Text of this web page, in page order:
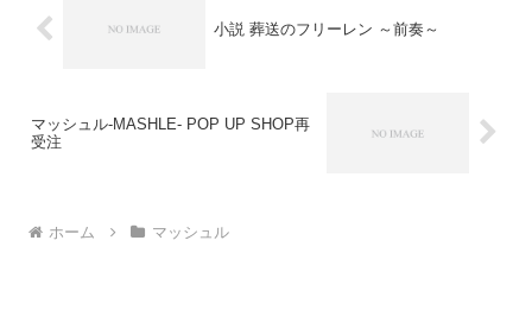
小説 葬送のフリーレン ～前奏～
マッシュル-MASHLE- POP UP SHOP再
受注
ホーム マッシュル